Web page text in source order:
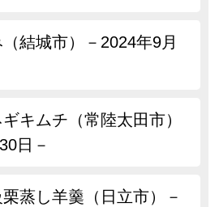
結城市）－2024年9月
キムチ（常陸太田市）
日－
蒸し羊羹（日立市）－